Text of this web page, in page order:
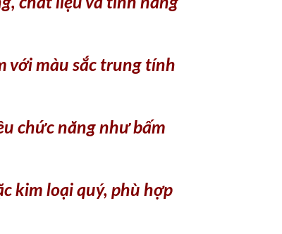
với màu sắc trung tính
chức năng như bấm
kim loại quý, phù hợp